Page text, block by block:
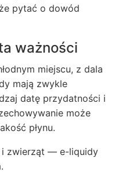
pytać o dowód
ważności
miejscu, z dala
mają zwykle
datę przydatności i
może
płynu.
i zwierząt — e-liquidy